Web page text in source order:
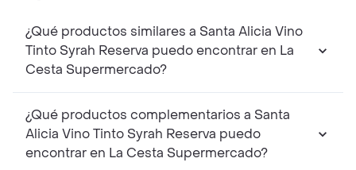
¿Qué productos similares a Santa Alicia Vino
Tinto Syrah Reserva puedo encontrar en La
Cesta Supermercado?
¿Qué productos complementarios a Santa
Alicia Vino Tinto Syrah Reserva puedo
encontrar en La Cesta Supermercado?